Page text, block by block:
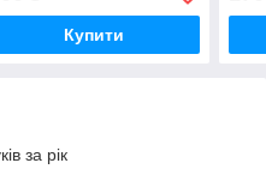
Купити
за рік